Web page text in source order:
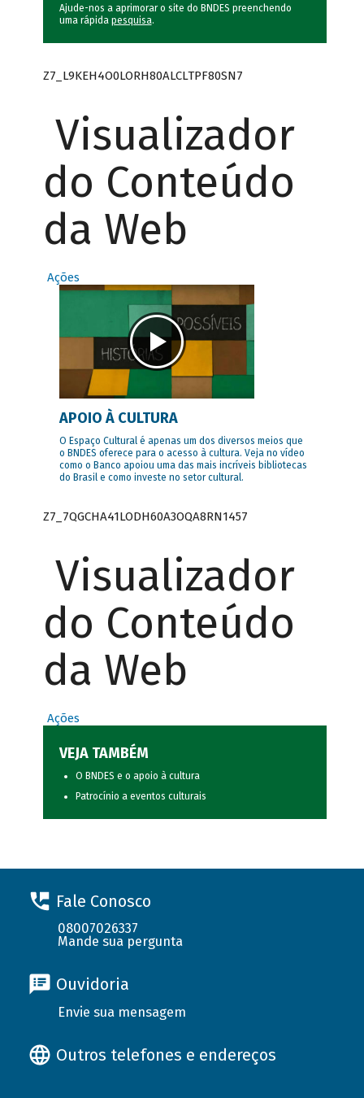
Ajude-nos a aprimorar o site do BNDES preenchendo
uma rápida pesquisa.
Z7_L9KEH4O0LORH80ALCLTPF80SN7
Visualizador
do Conteúdo
da Web
Ações
APOIO À CULTURA
O Espaço Cultural é apenas um dos diversos meios que
o BNDES oferece para o acesso à cultura. Veja no vídeo
como o Banco apoiou uma das mais incríveis bibliotecas
do Brasil e como investe no setor cultural.
Z7_7QGCHA41LODH60A3OQA8RN1457
Visualizador
do Conteúdo
da Web
Ações
VEJA TAMBÉM
O BNDES e o apoio à cultura
Patrocínio a eventos culturais
Fale Conosco
08007026337
Mande sua pergunta
Ouvidoria
Envie sua mensagem
Outros telefones e endereços